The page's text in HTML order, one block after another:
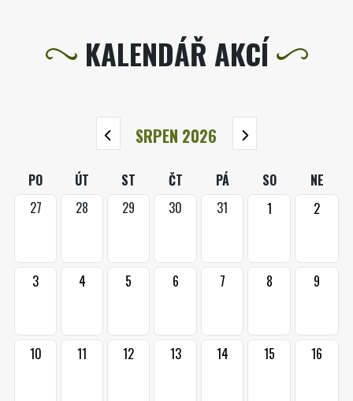
KALENDÁŘ AKCÍ
SRPEN 2026
PO ÚT ST ČT PÁ SO
NE
27
28 29 30 31 1 2
3 4 5 6 7 8 9
10 11 12 13 14 15 16